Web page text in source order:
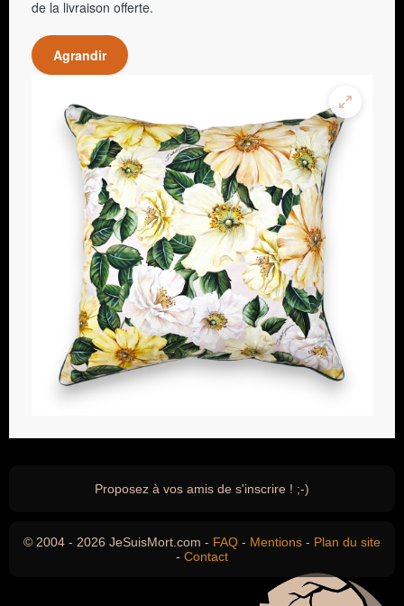
de la livraison offerte.
Agrandir
Proposez à vos amis de s'inscrire ! ;-)
© 2004 - 2026 JeSuisMort.com - FAQ - Mentions - Plan du site
- Contact